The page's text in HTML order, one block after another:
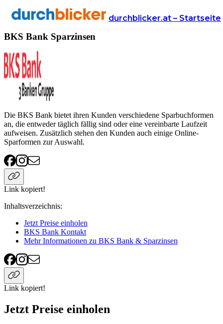
durchblicker.at – Startseite
Anbieter Finanzen sparzinsen BKS Bank
BKS Bank Sparzinsen
Die BKS Bank bietet ihren Kunden verschiedene Sparbuchformen
an, die entweder täglich fällig sind oder eine vereinbarte Laufzeit
aufweisen. Zusätzlich stehen den Kunden auch einige Online-
Sparformen zur Auswahl.
Link kopiert!
Inhaltsverzeichnis:
Jetzt Preise einholen
BKS Bank Kontakt
Mehr Informationen zu BKS Bank & Sparzinsen
Link kopiert!
Jetzt Preise einholen